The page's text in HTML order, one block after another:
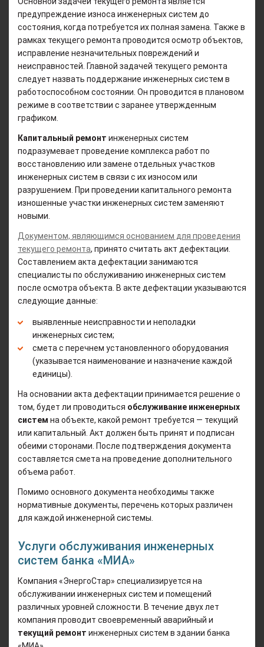
предупреждение износа инженерных систем до
состояния, когда потребуется их полная замена. Также в
рамках текущего ремонта проводится осмотр объектов,
исправление незначительных повреждений и
неисправностей. Главной задачей текущего ремонта
следует назвать поддержание инженерных систем в
работоспособном состоянии. Он проводится в плановом
режиме в соответствии с заранее утвержденным
графиком.
Капитальный ремонт инженерных систем
подразумевает проведение комплекса работ по
восстановлению или замене отдельных участков
инженерных систем в связи с их износом или
разрушением. При проведении капитального ремонта
изношенные участки инженерных систем заменяют
новыми.
Документом, являющимся основанием для проведения
текущего ремонта, принято считать акт дефектации.
Составлением акта дефектации занимаются
специалисты по обслуживанию инженерных систем
после осмотра объекта. В акте дефектации указываются
следующие данные:
выявленные неисправности и неполадки
инженерных систем;
смета с перечнем установленного оборудования
(указывается наименование и назначение каждой
единицы).
На основании акта дефектации принимается решение о
том, будет ли проводиться обслуживание инженерных
систем на объекте, какой ремонт требуется — текущий
или капитальный. Акт должен быть принят и подписан
обеими сторонами. После подтверждения документа
составляется смета на проведение дополнительного
объема работ.
Помимо основного документа необходимы также
нормативные документы, перечень которых различен
для каждой инженерной системы.
Услуги обслуживания инженерных
систем банка «МИА»
Компания «ЭнергоСтар» специализируется на
обслуживании инженерных систем и помещений
различных уровней сложности. В течение двух лет
компания проводит своевременный аварийный и
текущий ремонт инженерных систем в здании банка